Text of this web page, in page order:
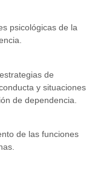
psicológicas de la
de
y situaciones
de dependencia.
de las funciones